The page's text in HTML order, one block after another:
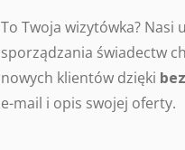
To Twoja wizytówka?
sporządzania świadectw
nowych klientów dzięki
e-mail i opis swojej oferty.